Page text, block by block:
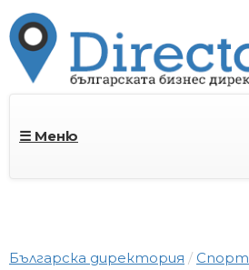
☰ Меню
Българска директория Спорт